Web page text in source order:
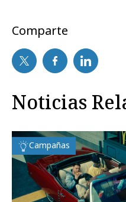
Comparte
Noticias
Campañas